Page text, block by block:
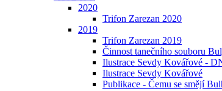
2020
Trifon Zarezan 2020
2019
Trifon Zarezan 2019
Činnost tanečního souboru
Ilustrace Sevdy Kovářové -
Ilustrace Sevdy Kovářové
Publikace - Čemu se smějí